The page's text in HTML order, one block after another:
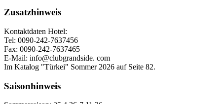
Zusatzhinweis
Kontaktdaten Hotel:
Tel: 0090-242-7637456
Fax: 0090-242-7637465
E-Mail: info@clubgrandside. com
Im Katalog "Türkei" Sommer 2026 auf Seite 82.
Saisonhinweis